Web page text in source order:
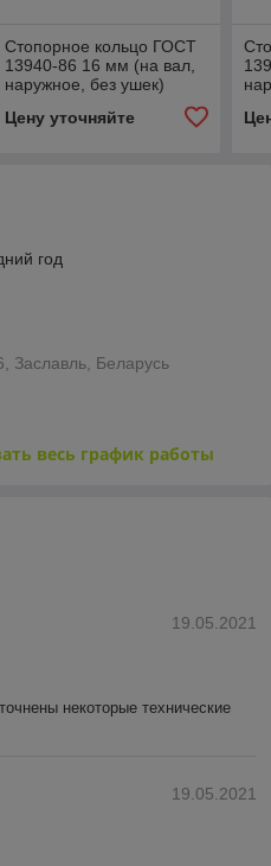
Стопорное кольцо ГОСТ
13940-86 16 мм (на вал,
наружное, без ушек)
Цену уточняйте
год
Заславль, Беларусь
весь график работы
19.05.2021
некоторые технические
19.05.2021